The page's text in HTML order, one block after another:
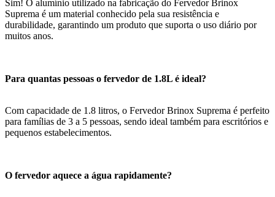
Sim! O alumínio utilizado na fabricação do Fervedor Brinox
Suprema é um material conhecido pela sua resistência e
durabilidade, garantindo um produto que suporta o uso diário por
muitos anos.
Para quantas pessoas o fervedor de 1.8L é ideal?
Com capacidade de 1.8 litros, o Fervedor Brinox Suprema é perfeito
para famílias de 3 a 5 pessoas, sendo ideal também para escritórios e
pequenos estabelecimentos.
O fervedor aquece a água rapidamente?